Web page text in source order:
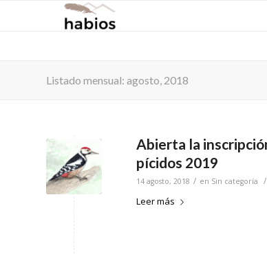
Listado mensual: agosto, 2018
Abierta la
pícidos 2019
14 agosto, 2018 / en Sin categoría /
Leer más